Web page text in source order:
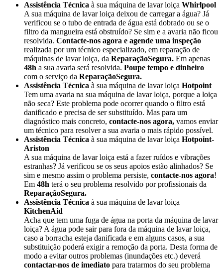
Assistência Técnica à sua máquina de lavar loiça Whirlpool
A sua máquina de lavar loiça deixou de carregar a água? Já
verificou se o tubo de entrada de água está dobrado ou se o
filtro da mangueira está obstruído? Se sim e a avaria não ficou
resolvida. Contacte-nos agora e agende uma inspeção
realizada por um técnico especializado, em reparação de
máquinas de lavar loiça, da ReparaçãoSegura. Em apenas
48h a sua avaria será resolvida. Poupe tempo e dinheiro
com o serviço da ReparaçãoSegura.
Assistência Técnica à sua máquina de lavar loiça Hotpoint
Tem uma avaria na sua máquina de lavar loiça, porque a loiça
não seca? Este problema pode ocorrer quando o filtro está
danificado e precisa de ser substituído. Mas para um
diagnóstico mais concreto, contacte-nos agora, vamos enviar
um técnico para resolver a sua avaria o mais rápido possível.
Assistência Técnica à sua máquina de lavar loiça Hotpoint-
Ariston
A sua máquina de lavar loiça está a fazer ruídos e vibrações
estranhas? Já verificou se os seus apoios estão alinhados? Se
sim e mesmo assim o problema persiste, contacte-nos agora!
Em 48h terá o seu problema resolvido por profissionais da
ReparaçãoSegura.
Assistência Técnica à sua máquina de lavar loiça
KitchenAid
Acha que tem uma fuga de água na porta da máquina de lavar
loiça? A água pode sair para fora da máquina de lavar loiça,
caso a borracha esteja danificada e em alguns casos, a sua
substituição poderá exigir a remoção da porta. Desta forma de
modo a evitar outros problemas (inundações etc.) deverá
contactar-nos de imediato para tratarmos do seu problema